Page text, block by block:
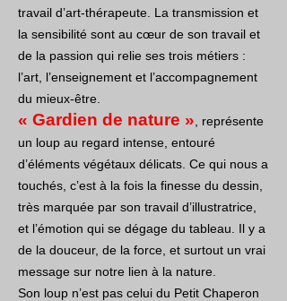
travail d’art-thérapeute. La transmission et
la sensibilité sont au cœur de son travail et
de la passion qui relie ses trois métiers :
l’art, l’enseignement et l’accompagnement
du mieux-être.
« Gardien de nature » , représente
un loup au regard intense, entouré
d’éléments végétaux délicats. Ce qui nous a
touchés, c’est à la fois la finesse du dessin,
très marquée par son travail d’illustratrice,
et l’émotion qui se dégage du tableau. Il y a
de la douceur, de la force, et surtout un vrai
message sur notre lien à la nature.
Son loup n’est pas celui du Petit Chaperon